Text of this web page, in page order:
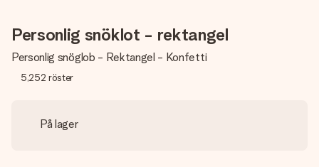
Personlig snöklot - rektangel
Personlig snöglob - Rektangel - Konfetti
5,252 röster
På lager